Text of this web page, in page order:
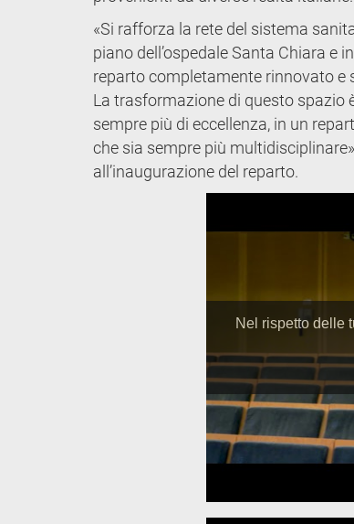
«Si rafforza la rete del sistema
piano dell’ospedale Santa Chiara e
reparto completamente rinnovato e
La trasformazione di questo spazio
sempre più di eccellenza, in un
che sia sempre più
all’inaugurazione del reparto.